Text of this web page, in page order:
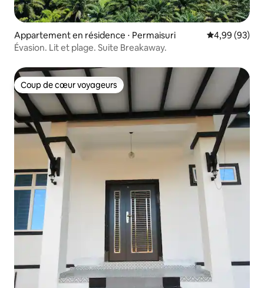
Appartement en résidence ⋅ Permaisuri Évaluation
4,99 (93)
Évasion. Lit et plage. Suite Breakaway.
Coup de cœur voyageurs
Coup de cœur voyageurs